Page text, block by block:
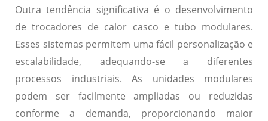
Outra tendência significativa é o desenvolvimento
de trocadores de calor casco e tubo modulares.
Esses sistemas permitem uma fácil personalização e
escalabilidade, adequando-se a diferentes
processos industriais. As unidades modulares
podem ser facilmente ampliadas ou reduzidas
conforme a demanda, proporcionando maior